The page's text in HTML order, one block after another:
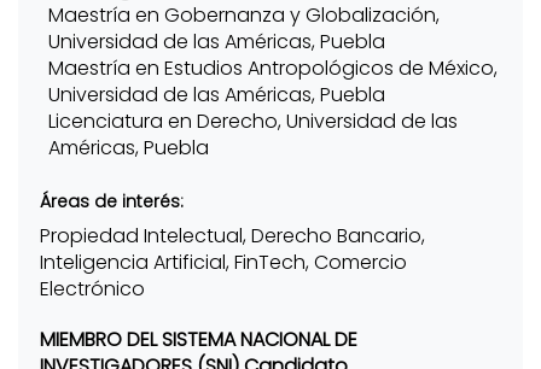
Maestría en Gobernanza y Globalización,
Universidad de las Américas, Puebla
Maestría en Estudios Antropológicos de México,
Universidad de las Américas, Puebla
Licenciatura en Derecho, Universidad de las
Américas, Puebla
Áreas de interés:
Propiedad Intelectual, Derecho Bancario,
Inteligencia Artificial, FinTech, Comercio
Electrónico
MIEMBRO DEL SISTEMA NACIONAL DE